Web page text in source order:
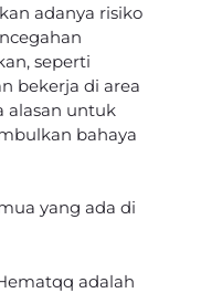
adanya risiko
seperti
bekerja di area
alasan untuk
bahaya
yang ada di
adalah